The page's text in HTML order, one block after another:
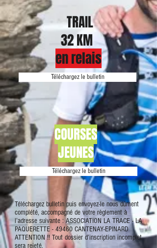
TRAIL
32 KM
en relais
Téléchargez le bulletin
COURSES
JEUNES
Téléchargez le bulletin
Téléchargez bulletin puis envoyez-le nous dûment
complété, accompagné de votre règlement à
l’adresse suivante : ASSOCIATION LA TRACE - LA
PAQUERETTE - 49460 CANTENAY-EPINARD
ATTENTION !! Tout dossier d’inscription incomplet
sera rejeté.